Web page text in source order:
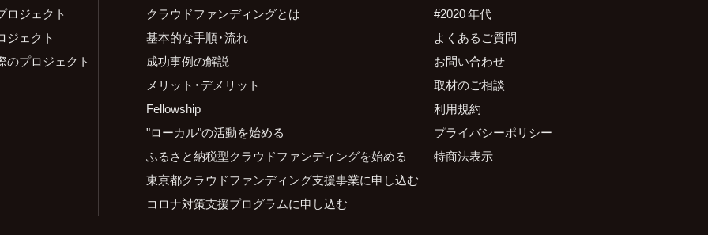
ロジェクト
ジェクト
のプロジェクト
クラウドファンディングとは
基本的な手順・流れ
成功事例の解説
メリット・デメリット
Fellowship
"ローカル"の活動を始める
ふるさと納税型クラウドファンディングを始める
東京都クラウドファンディング支援事業に申し込む
コロナ対策支援プログラムに申し込む
#2020 年代
よくあるご質問
お問い合わせ
取材のご相談
利用規約
プライバシーポリシー
特商法表示